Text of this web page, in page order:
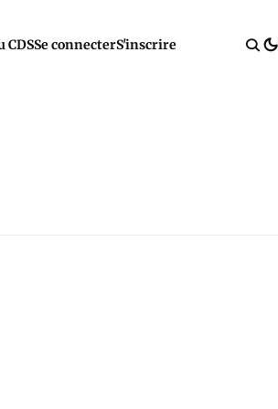
CDSSe connecterS'inscrire